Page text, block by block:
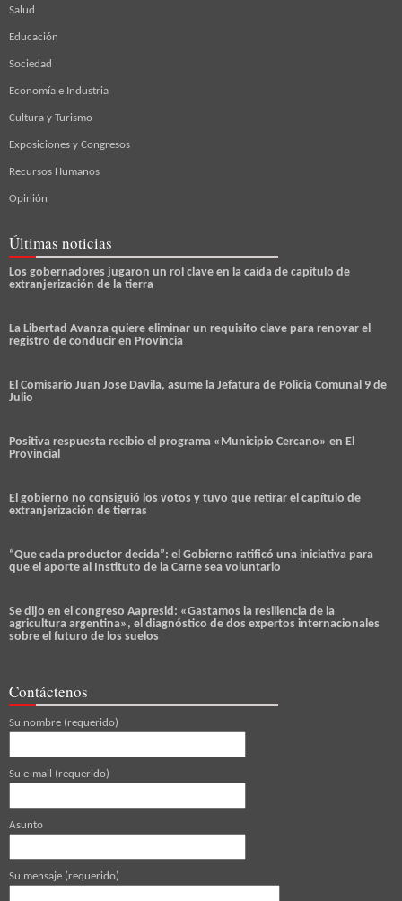
Salud
Educación
Sociedad
Economía e Industria
Cultura y Turismo
Exposiciones y Congresos
Recursos Humanos
Opinión
Últimas noticias
Los gobernadores jugaron un rol clave en la caída de capítulo de
extranjerización de la tierra
La Libertad Avanza quiere eliminar un requisito clave para renovar el
registro de conducir en Provincia
El Comisario Juan Jose Davila, asume la Jefatura de Policia Comunal 9 de
Julio
Positiva respuesta recibio el programa «Municipio Cercano» en El
Provincial
El gobierno no consiguió los votos y tuvo que retirar el capítulo de
extranjerización de tierras
“Que cada productor decida”: el Gobierno ratificó una iniciativa para
que el aporte al Instituto de la Carne sea voluntario
Se dijo en el congreso Aapresid: «Gastamos la resiliencia de la
agricultura argentina», el diagnóstico de dos expertos internacionales
sobre el futuro de los suelos
Contáctenos
Su nombre (requerido)
Su e-mail (requerido)
Asunto
Su mensaje (requerido)